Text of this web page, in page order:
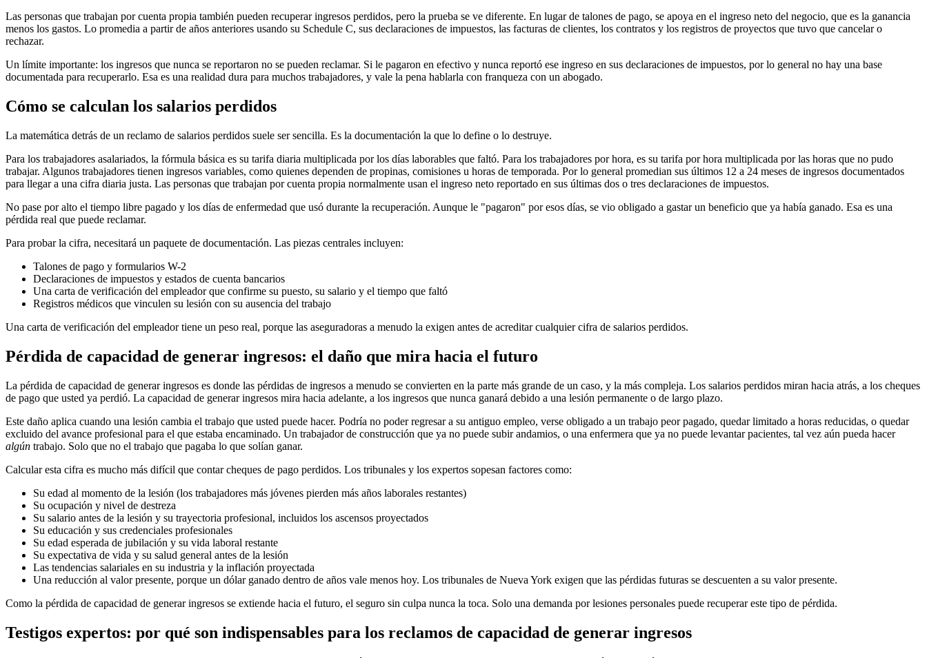
Las personas que trabajan por cuenta propia también pueden recuperar ingresos perdidos, pero la prueba se ve diferente. En lugar de talones de pago, se apoya en el ingreso neto del negocio, que es la ganancia
menos los gastos. Lo promedia a partir de años anteriores usando su Schedule C, sus declaraciones de impuestos, las facturas de clientes, los contratos y los registros de proyectos que tuvo que cancelar o
rechazar.
Un límite importante: los ingresos que nunca se reportaron no se pueden reclamar. Si le pagaron en efectivo y nunca reportó ese ingreso en sus declaraciones de impuestos, por lo general no hay una base
documentada para recuperarlo. Esa es una realidad dura para muchos trabajadores, y vale la pena hablarla con franqueza con un abogado.
Cómo se calculan los salarios perdidos
La matemática detrás de un reclamo de salarios perdidos suele ser sencilla. Es la documentación la que lo define o lo destruye.
Para los trabajadores asalariados, la fórmula básica es su tarifa diaria multiplicada por los días laborables que faltó. Para los trabajadores por hora, es su tarifa por hora multiplicada por las horas que no pudo
trabajar. Algunos trabajadores tienen ingresos variables, como quienes dependen de propinas, comisiones u horas de temporada. Por lo general promedian sus últimos 12 a 24 meses de ingresos documentados
para llegar a una cifra diaria justa. Las personas que trabajan por cuenta propia normalmente usan el ingreso neto reportado en sus últimas dos o tres declaraciones de impuestos.
No pase por alto el tiempo libre pagado y los días de enfermedad que usó durante la recuperación. Aunque le "pagaron" por esos días, se vio obligado a gastar un beneficio que ya había ganado. Esa es una
pérdida real que puede reclamar.
Para probar la cifra, necesitará un paquete de documentación. Las piezas centrales incluyen:
Talones de pago y formularios W-2
Declaraciones de impuestos y estados de cuenta bancarios
Una carta de verificación del empleador que confirme su puesto, su salario y el tiempo que faltó
Registros médicos que vinculen su lesión con su ausencia del trabajo
Una carta de verificación del empleador tiene un peso real, porque las aseguradoras a menudo la exigen antes de acreditar cualquier cifra de salarios perdidos.
Pérdida de capacidad de generar ingresos: el daño que mira hacia el futuro
La pérdida de capacidad de generar ingresos es donde las pérdidas de ingresos a menudo se convierten en la parte más grande de un caso, y la más compleja. Los salarios perdidos miran hacia atrás, a los cheques
de pago que usted ya perdió. La capacidad de generar ingresos mira hacia adelante, a los ingresos que nunca ganará debido a una lesión permanente o de largo plazo.
Este daño aplica cuando una lesión cambia el trabajo que usted puede hacer. Podría no poder regresar a su antiguo empleo, verse obligado a un trabajo peor pagado, quedar limitado a horas reducidas, o quedar
excluido del avance profesional para el que estaba encaminado. Un trabajador de construcción que ya no puede subir andamios, o una enfermera que ya no puede levantar pacientes, tal vez aún pueda hacer
algún trabajo. Solo que no el trabajo que pagaba lo que solían ganar.
Calcular esta cifra es mucho más difícil que contar cheques de pago perdidos. Los tribunales y los expertos sopesan factores como:
Su edad al momento de la lesión (los trabajadores más jóvenes pierden más años laborales restantes)
Su ocupación y nivel de destreza
Su salario antes de la lesión y su trayectoria profesional, incluidos los ascensos proyectados
Su educación y sus credenciales profesionales
Su edad esperada de jubilación y su vida laboral restante
Su expectativa de vida y su salud general antes de la lesión
Las tendencias salariales en su industria y la inflación proyectada
Una reducción al valor presente, porque un dólar ganado dentro de años vale menos hoy. Los tribunales de Nueva York exigen que las pérdidas futuras se descuenten a su valor presente.
Como la pérdida de capacidad de generar ingresos se extiende hacia el futuro, el seguro sin culpa nunca la toca. Solo una demanda por lesiones personales puede recuperar este tipo de pérdida.
Testigos expertos: por qué son indispensables para los reclamos de capacidad de generar ingresos